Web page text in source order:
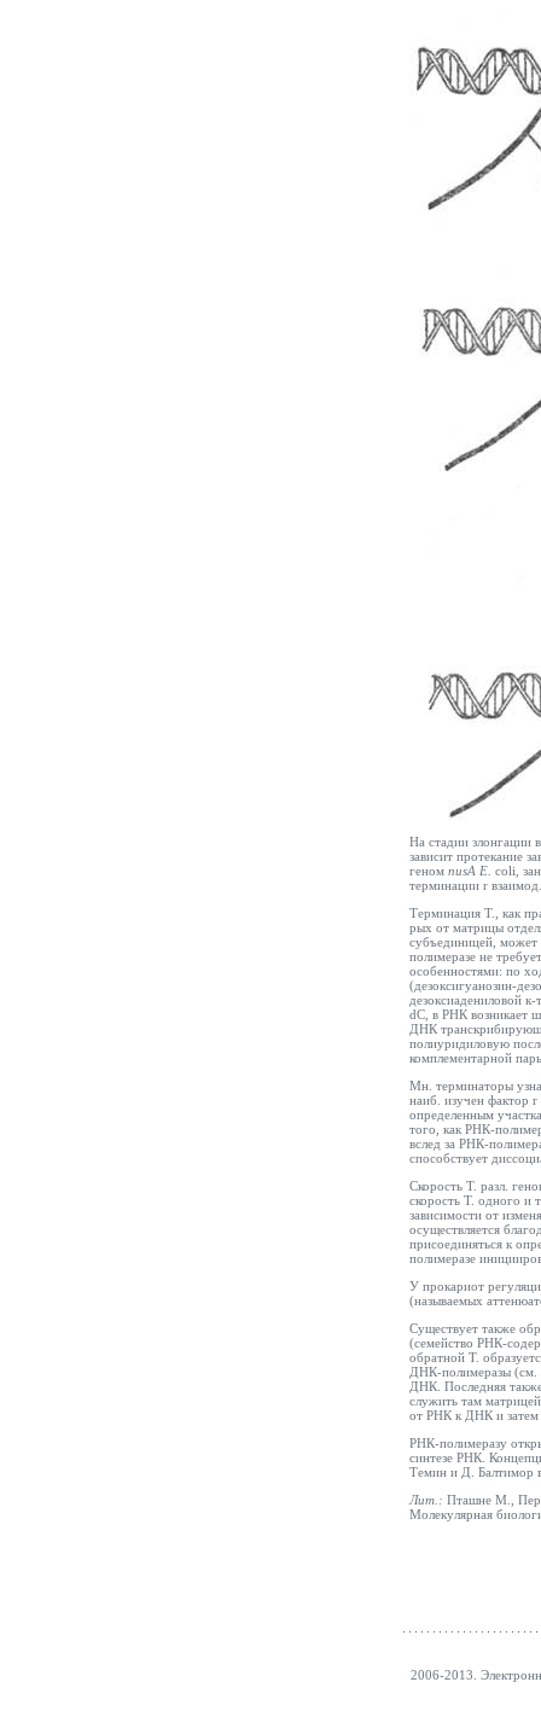
На стадии злонгации
зависит протекание
геном nusA E coli,
терминации r
Терминация Т., как
рых от матрицы
субъединицей, может
полимеразе не
особенностями: по
(дезоксигуанозин-
дезоксиадениловой
dC, в РНК возникает
ДНК
полиуридиловую
комплементарной
Мн. терминаторы
наиб. изучен фактор r
определенным
того, как РНК-
вслед за РНК-
способствует
Скорость Т. разл.
скорость Т. одного и
зависимости от
осуществляется
присоединяться к
полимеразе
У прокариот
(называемых
Существует также
(семейство РНК-
обратной Т.
ДНК-полимеразы (см.
ДНК. Последняя
служить там
от РНК к ДНК и
РНК-полимеразу
синтезе РНК.
Темин и Д. Балтимор
Лит.: Пташне М.,
Молекулярная
2006-2013.